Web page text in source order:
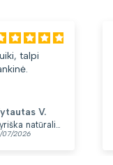
talpi
V.
Vyriška natūralios odos rankinė per petį „Rovicky“, juoda
07/2026